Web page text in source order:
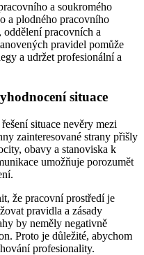
a soukromého
a plodného pracovního
pracovních a
pravidel pomůže
a udržet profesionální a
situace
situace nevěry mezi
zainteresované strany přišly
obavy a stanoviska k
umožňuje porozumět
že pracovní prostředí je
pravidla a zásady
by neměly negativně
Proto je důležité, abychom
profesionality.